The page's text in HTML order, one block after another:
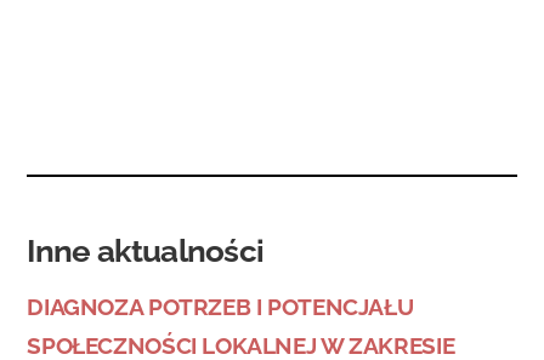
Inne aktualności
DIAGNOZA POTRZEB I POTENCJAŁU
SPOŁECZNOŚCI LOKALNEJ W ZAKRESIE